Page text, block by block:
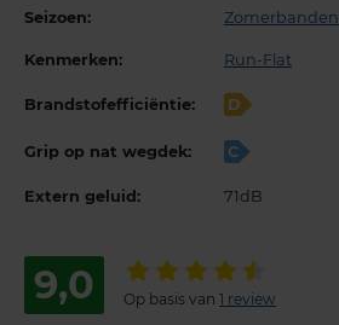
Seizoen: Zomerbanden
Kenmerken: Run-Flat
Brandstofefficiëntie: D
Grip op nat wegdek: C
Extern geluid: 71dB
9,0 Op basis van 1 review